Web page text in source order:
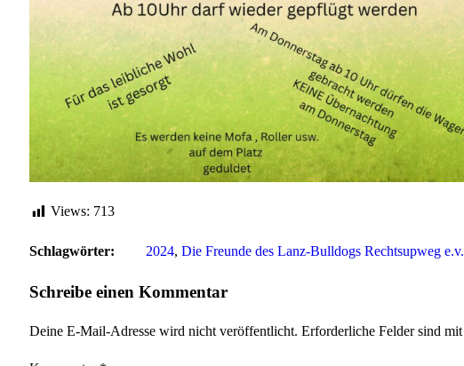
Views: 713
Schlagwörter: 2024, Die Freunde des Lanz-Bulldogs Rechtsupweg e.v.
Schreibe einen Kommentar
Deine E-Mail-Adresse wird nicht veröffentlicht. Erforderliche Felder sind mit